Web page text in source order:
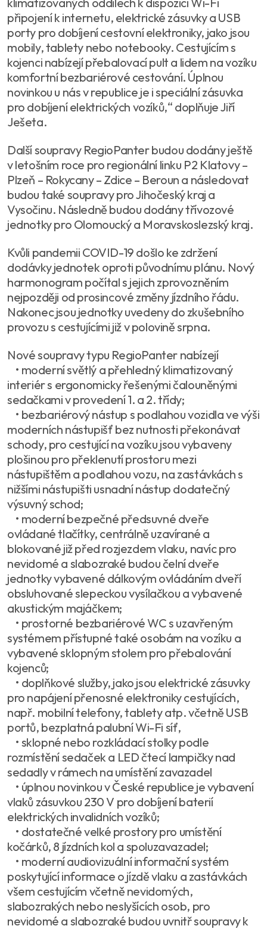
připojení k internetu, elektrické zásuvky a USB
porty pro dobíjení cestovní elektroniky, jako jsou
mobily, tablety nebo notebooky. Cestujícím s
kojenci nabízejí přebalovací pult a lidem na vozíku
komfortní bezbariérové cestování. Úplnou
novinkou u nás v republice je i speciální zásuvka
pro dobíjení elektrických vozíků,“ doplňuje Jiří
Ješeta.
Další soupravy RegioPanter budou dodány ještě
v letošním roce pro regionální linku P2 Klatovy –
Plzeň – Rokycany – Zdice – Beroun a následovat
budou také soupravy pro Jihočeský kraj a
Vysočinu. Následně budou dodány třívozové
jednotky pro Olomoucký a Moravskoslezský kraj.
Kvůli pandemii COVID-19 došlo ke zdržení
dodávky jednotek oproti původnímu plánu. Nový
harmonogram počítal s jejich zprovozněním
nejpozději od prosincové změny jízdního řádu.
Nakonec jsou jednotky uvedeny do zkušebního
provozu s cestujícími již v polovině srpna.
Nové soupravy typu RegioPanter nabízejí
• moderní světlý a přehledný klimatizovaný
interiér s ergonomicky řešenými čalouněnými
sedačkami v provedení 1. a 2. třídy;
• bezbariérový nástup s podlahou vozidla ve výši
moderních nástupišť bez nutnosti překonávat
schody, pro cestující na vozíku jsou vybaveny
plošinou pro překlenutí prostoru mezi
nástupištěm a podlahou vozu, na zastávkách s
nižšími nástupišti usnadní nástup dodatečný
výsuvný schod;
• moderní bezpečné předsuvné dveře
ovládané tlačítky, centrálně uzavírané a
blokované již před rozjezdem vlaku, navíc pro
nevidomé a slabozraké budou čelní dveře
jednotky vybavené dálkovým ovládáním dveří
obsluhované slepeckou vysílačkou a vybavené
akustickým majáčkem;
• prostorné bezbariérové WC s uzavřeným
systémem přístupné také osobám na vozíku a
vybavené sklopným stolem pro přebalování
kojenců;
• doplňkové služby, jako jsou elektrické zásuvky
pro napájení přenosné elektroniky cestujících,
např. mobilní telefony, tablety atp. včetně USB
portů, bezplatná palubní Wi-Fi síť,
• sklopné nebo rozkládací stolky podle
rozmístění sedaček a LED čtecí lampičky nad
sedadly v rámech na umístění zavazadel
• úplnou novinkou v České republice je vybavení
vlaků zásuvkou 230 V pro dobíjení baterií
elektrických invalidních vozíků;
• dostatečné velké prostory pro umístění
kočárků, 8 jízdních kol a spoluzavazadel;
• moderní audiovizuální informační systém
poskytující informace o jízdě vlaku a zastávkách
všem cestujícím včetně nevidomých,
slabozrakých nebo neslyšících osob, pro
nevidomé a slabozraké budou uvnitř soupravy k